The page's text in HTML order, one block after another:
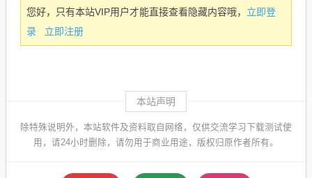
您好，只有本站VIP用户才能直接查看隐藏内容哦， 立即登
录
立即注册
本站声明
除特殊说明外，本站软件及资料取自网络，仅供交流学习下载测试使
用，请24小时删除，请勿用于商业用途，版权归原作者所有。